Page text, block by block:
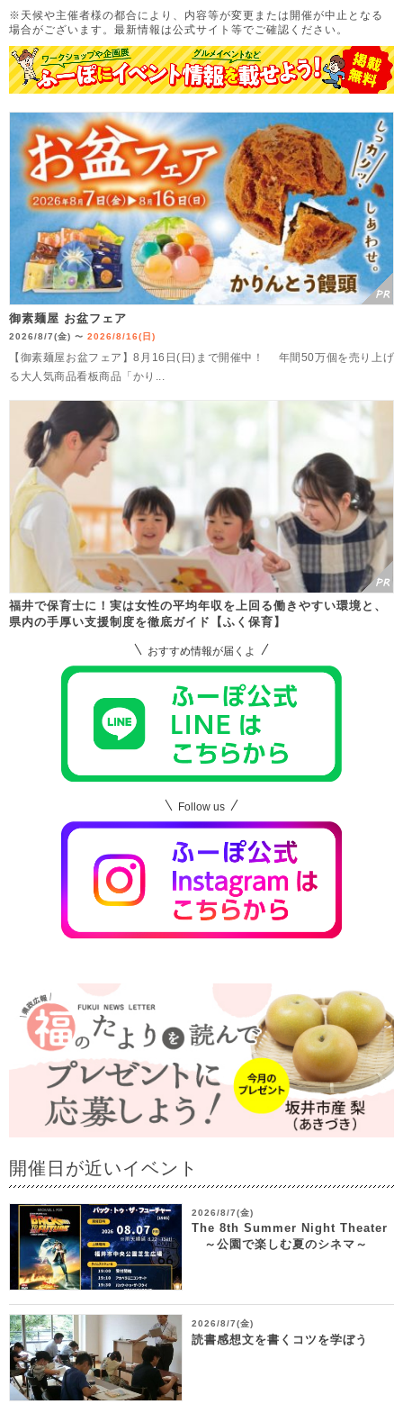
※天候や主催者様の都合により、内容等が変更または開催が中止となる
場合がございます。 最新情報は公式サイト等でご確認ください。
御素麺屋 お盆フェア
2026/8/7(金) 〜 2026/8/16(日)
【御素麺屋お盆フェア】8月16日(日)まで開催中！ 年間50万個を売り上げ
る大人気商品看板商品「かり...
福井で保育士に！実は女性の平均年収を上回る働きやすい環境と、
県内の手厚い支援制度を徹底ガイド【ふく保育】
おすすめ情報が届くよ
Follow us
開催日が近いイベント
2026/8/7(金)
The 8th Summer Night Theater
～公園で楽しむ夏のシネマ～
2026/8/7(金)
読書感想文を書くコツを学ぼう